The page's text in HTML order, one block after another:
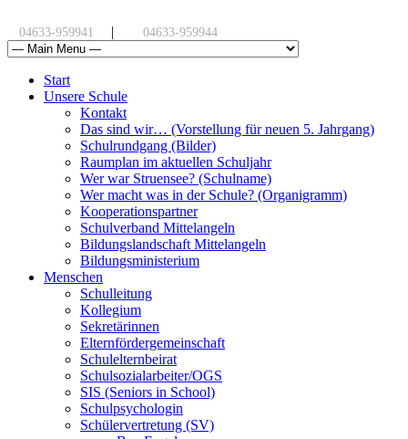
04633-959941 | 04633-959944
Start
Unsere Schule
Kontakt
Das sind wir… (Vorstellung für neuen 5. Jahrgang)
Schulrundgang (Bilder)
Raumplan im aktuellen Schuljahr
Wer war Struensee? (Schulname)
Wer macht was in der Schule? (Organigramm)
Kooperationspartner
Schulverband Mittelangeln
Bildungslandschaft Mittelangeln
Bildungsministerium
Menschen
Schulleitung
Kollegium
Sekretärinnen
Elternfördergemeinschaft
Schulelternbeirat
Schulsozialarbeiter/OGS
SIS (Seniors in School)
Schulpsychologin
Schülervertretung (SV)